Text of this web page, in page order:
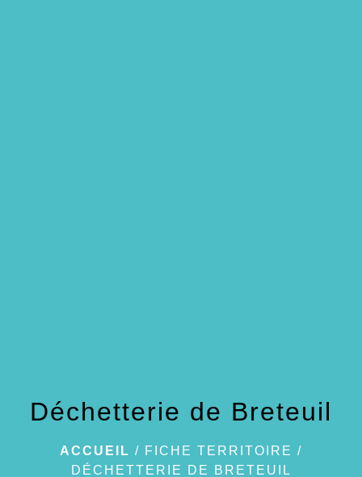
Déchetterie de Breteuil
ACCUEIL / FICHE TERRITOIRE /
DÉCHETTERIE DE BRETEUIL